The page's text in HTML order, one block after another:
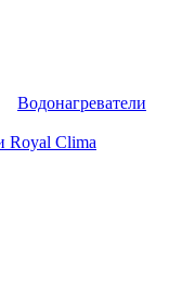
Водонагреватели
Royal Clima